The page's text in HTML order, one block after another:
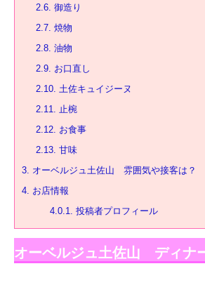
2.6. 御造り
2.7. 焼物
2.8. 油物
2.9. お口直し
2.10. 土佐キュイジーヌ
2.11. 止椀
2.12. お食事
2.13. 甘味
3. オーベルジュ土佐山 雰囲気や接客は？
4. お店情報
4.0.1. 投稿者プロフィール
オーベルジュ土佐山 ディナ